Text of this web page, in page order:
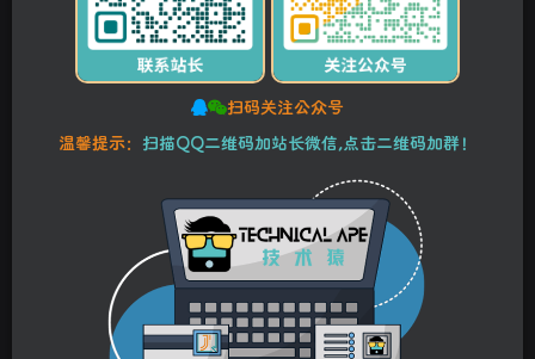
绿色能源节能环保类企业pbootcms网站模板 宽屏滚屏网站源码
此内容为付费资源，请付费后查看
Y币10Y币80
【SVIP】至尊会员
立即购买
您当前未登录！建议登录后购买，可保存购买订单。
扫码关注公众号
温馨提示： 扫描QQ二维码加站长微信,点击二维码加群！